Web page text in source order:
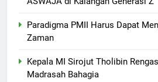
Paradigma PMII Harus Dapat
Zaman
Kepala MI Sirojut Tholibin
Madrasah Bahagia